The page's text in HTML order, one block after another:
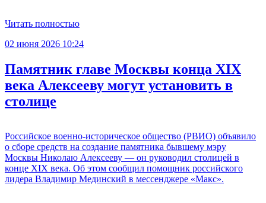
Читать полностью
02 июня 2026 10:24
Памятник главе Москвы конца XIX
века Алексееву могут установить в
столице
Российское военно-историческое общество (РВИО) объявило
о сборе средств на создание памятника бывшему мэру
Москвы Николаю Алексееву — он руководил столицей в
конце XIX века. Об этом сообщил помощник российского
лидера Владимир Мединский в мессенджере «Макс».